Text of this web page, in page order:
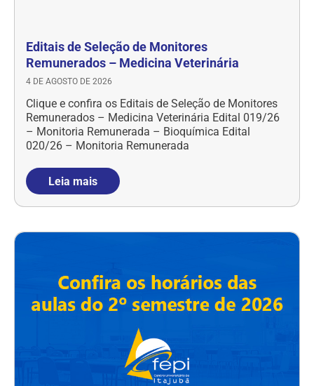
Editais de Seleção de Monitores
Remunerados – Medicina Veterinária
4 DE AGOSTO DE 2026
Clique e confira os Editais de Seleção de Monitores
Remunerados – Medicina Veterinária Edital 019/26
– Monitoria Remunerada – Bioquímica Edital
020/26 – Monitoria Remunerada
Leia mais